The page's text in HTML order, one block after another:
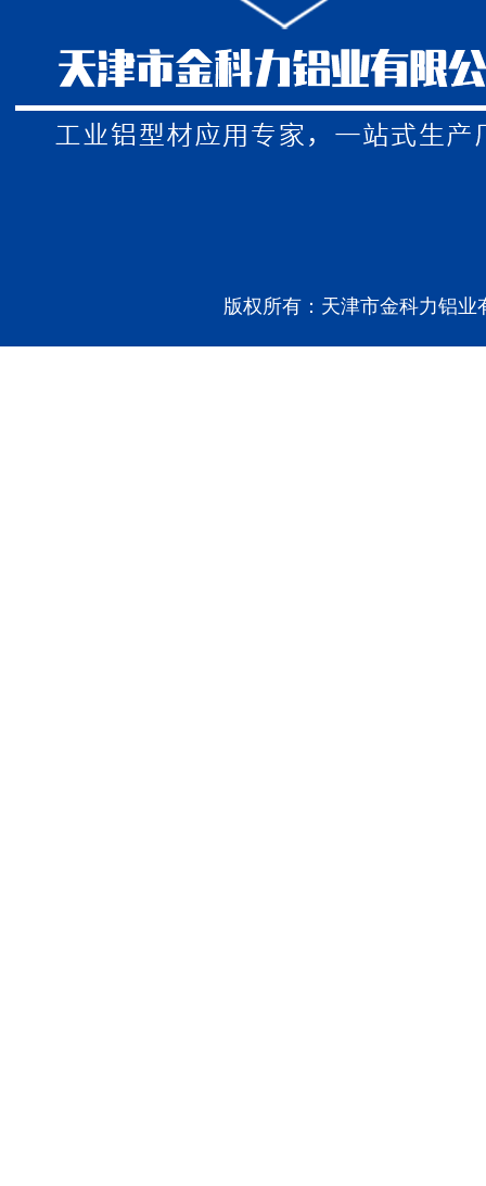
版权所有：天津市金科力铝